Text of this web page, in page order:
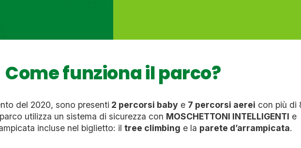
Come funziona il parco?
del 2020, sono presenti 2 percorsi baby e 7 percorsi aerei con più di
utilizza un sistema di sicurezza con MOSCHETTONI INTELLIGENTI e
incluse nel biglietto: iltree climbing e la parete d’arrampicata.